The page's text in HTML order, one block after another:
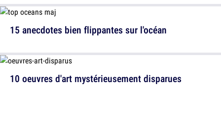
10 oeuvres d'art mystérieusement disparues
15 anecdotes bien flippantes sur l'océan